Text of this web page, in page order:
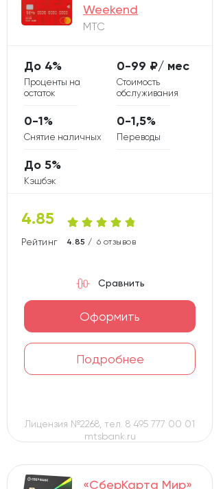
Weekend
МТС
4.85
Рейтинг карты
4.85 / 6 отзывов
Проценты на
остаток
До 4%
Стоимость
обслуживания
0-99 ₽/ мес
Снятие наличных
0-1%
Переводы
0-1,5%
Кэшбэк
До 5%
Оформить
Подробнее
Сравнить
Лицензия №2268, тел. 8 495 777 00 01
mtsbank.ru
«СберКарта Мир»